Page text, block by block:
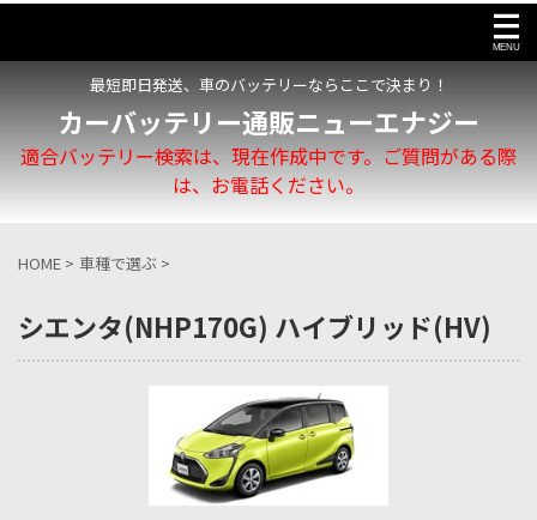
最短即日発送、車のバッテリーならここで決まり！
カーバッテリー通販ニューエナジー
適合バッテリー検索は、現在作成中です。ご質問がある際
は、お電話ください。
HOME > 車種で選ぶ >
シエンタ(NHP170G) ハイブリッド(HV)